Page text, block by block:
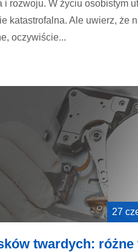
i rozwoju. W życiu osobistym
katastrofalna. Ale uwierz, że
oczywiście...
27
twardych: różne